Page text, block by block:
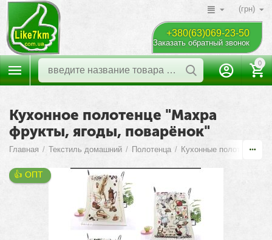
(грн)
+380(63)069-23-50
Заказать обратный звонок
0
Кухонное полотенце "Махра
фрукты, ягоды, поварёнок"
Главная / Текстиль домашний / Полотенца / Кухонные полотенца
👍 ОПТ